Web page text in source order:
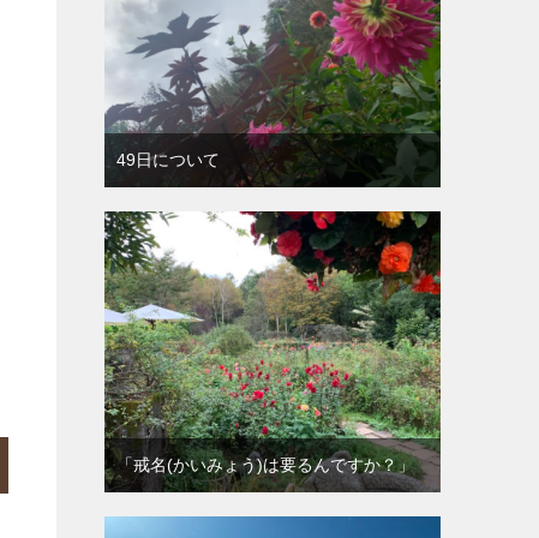
49日について
「戒名(かいみょう)は要るんですか？」